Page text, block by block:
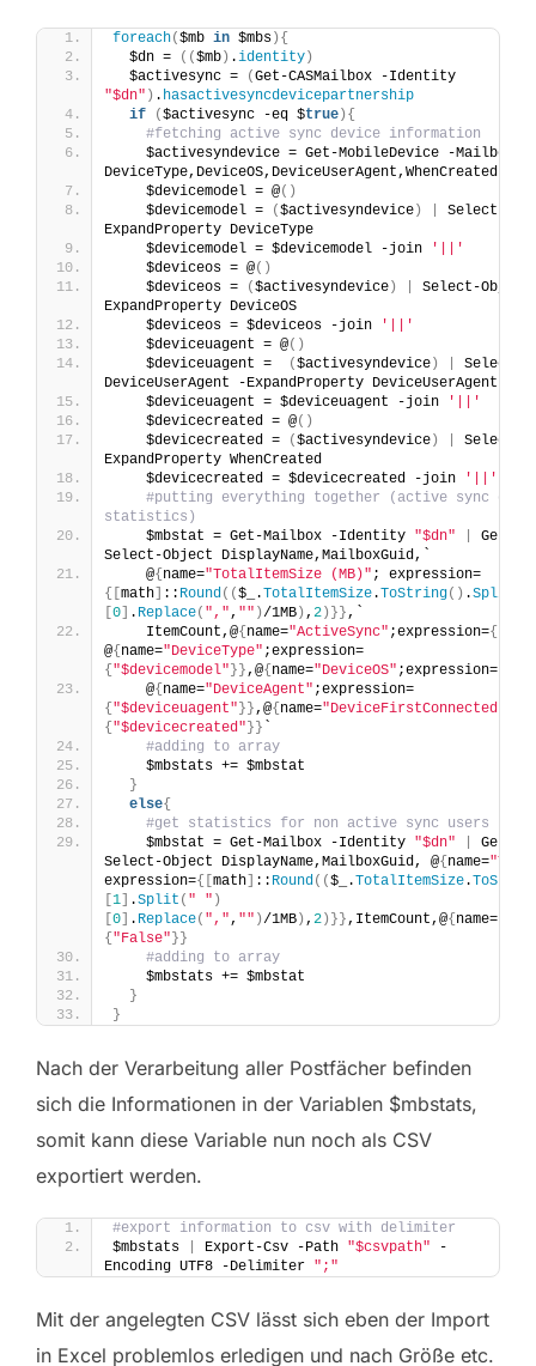
foreach($mb in $mbs ){
  $dn =
(($mb ) .identity )
  $activesync =
(
"$dn" ) . hasactivesyncdevicepartnership
if
($activesync -eq $true ){
#fetching active sync device information
    $activesyndevice = Get-MobileDevice -Mailbox
DeviceType,DeviceOS,DeviceUserAgent,WhenCreated
    $devicemodel = @
()
    $devicemodel =
($activesyndevice )
Select-
ExpandProperty DeviceType
    $devicemodel = $devicemodel -join
'||'
    $deviceos = @
()
    $deviceos =
($activesyndevice )
Select-Object
ExpandProperty DeviceOS
    $deviceos = $deviceos -join
'||'
    $deviceuagent = @
()
    $deviceuagent =
($activesyndevice )
Select-
DeviceUserAgent -ExpandProperty DeviceUserAgent
    $deviceuagent = $deviceuagent -join
'||'
    $devicecreated = @
()
    $devicecreated =
($activesyndevice )
Select-
ExpandProperty WhenCreated
    $devicecreated = $devicecreated -join
'||'
#putting everything together (active sync
statistics)
    $mbstat = Get-Mailbox -Identity
"$dn"
Get-
Select-Object DisplayName,MailboxGuid,`
    @
{ name="TotalItemSize (MB)" ; expression=
{[ math :: Round(($_.TotalItemSize.ToString() .Split
0 . Replace( ",", "" )/1MB ) , 2 )}},`
    ItemCount,@
{ name="ActiveSync" ;expression={
@{ name="DeviceType" ;expression=
{ "$devicemodel" }},@{ name="DeviceOS" ;expression=
    @
{ name="DeviceAgent" ;expression=
{ "$deviceuagent" }},@{ name="DeviceFirstConnected"
{ "$devicecreated" }}
#adding to array
    $mbstats += $mbstat
}
else{
#get statistics for non active sync users
    $mbstat = Get-Mailbox -Identity
"$dn"
Get-
Select-Object DisplayName,MailboxGuid, @{ name=
expression={[ math :: Round(($_.TotalItemSize.
1 .Split ( " " )
0 . Replace( ",", "" )/1MB ) , 2 )}},ItemCount,@{ name=
{ "False" }}
#adding to array
    $mbstats += $mbstat
}
}
Nach der Verarbeitung aller Postfächer befinden
sich die Informationen in der Variablen $mbstats,
somit kann diese Variable nun noch als CSV
exportiert werden.
#export information to csv with delimiter
$mbstats
Export-Csv -Path "$csvpath" -
Encoding UTF8 -Delimiter ";"
Mit der angelegten CSV lässt sich eben der Import
in Excel problemlos erledigen und nach Größe etc.